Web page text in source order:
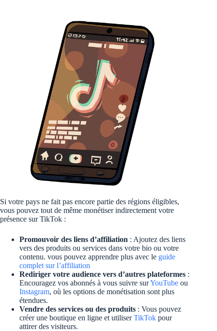
Si votre pays ne fait pas encore partie des régions éligibles,
vous pouvez tout de même monétiser indirectement votre
présence sur TikTok :
Promouvoir des liens d’affiliation : Ajoutez des liens
vers des produits ou services dans votre bio ou votre
contenu. vous pouvez apprendre plus avec le guide
complet sur l’affiliation
Rediriger votre audience vers d’autres plateformes :
Encouragez vos abonnés à vous suivre surYouTube ou
Instagram, où les options de monétisation sont plus
étendues.
Vendre des services ou des produits : Vous pouvez
créer une boutique en ligne et utiliserTikTok pour
attirer des visiteurs.